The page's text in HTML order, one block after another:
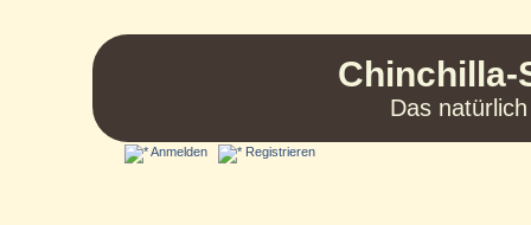
Chinchilla-
Das
Anmelden Registrieren